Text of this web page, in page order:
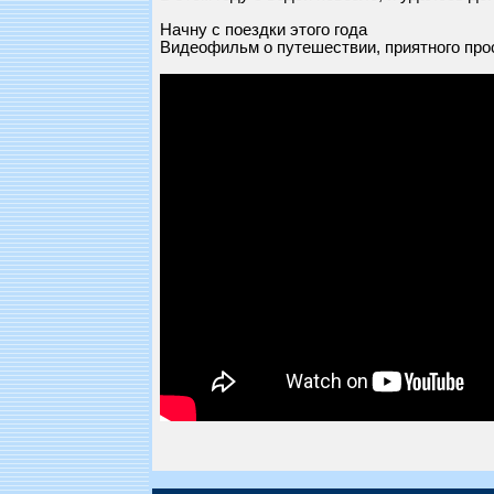
Начну с поездки этого года
Видеофильм о путешествии, приятного